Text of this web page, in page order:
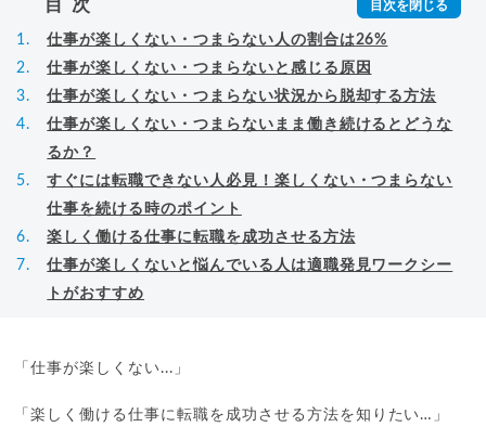
成功する転職面接」「キャリア
ロジック」
▸ 詳細プロフィール（amazon ）
目次
仕事が楽しくない・つまらない人の割合は26%
仕事が楽しくない・つまらないと感じる原因
仕事が楽しくない・つまらない状況から脱却する方法
仕事が楽しくない・つまらないまま働き続けるとどうな
るか？
すぐには転職できない人必見！楽しくない・つまらない
仕事を続ける時のポイント
楽しく働ける仕事に転職を成功させる方法
仕事が楽しくないと悩んでいる人は適職発見ワークシー
トがおすすめ
「仕事が楽しくない...」
「楽しく働ける仕事に転職を成功させる方法を知りたい…」